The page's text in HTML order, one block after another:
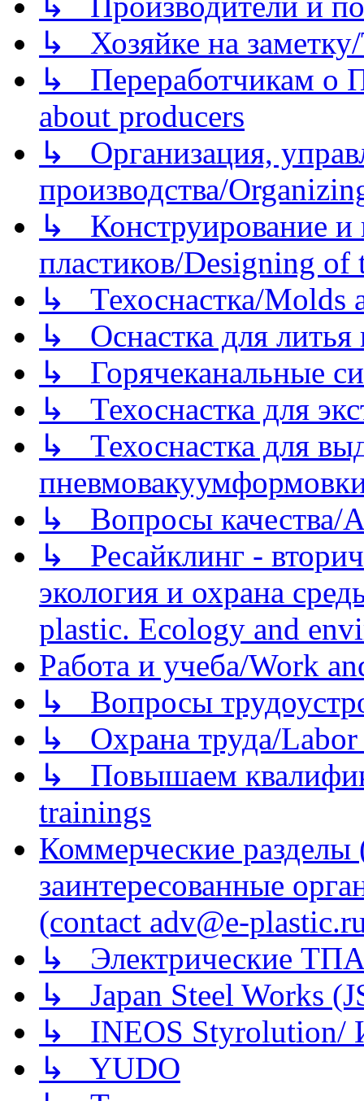
↳ Хозяйке на
↳ Переработчикам о
about producers
↳ Организация,
производства/
↳ Конструирование и
пластиков/Designing of
↳ Техоснастка/Molds
↳ Оснастка для литья
↳ Горячеканальные
↳ Техоснастка для
↳ Техоснастка для
↳ Вопросы качества/
↳ Ресайклинг -
экология и охрана
plastic. Ecology and
Работа и учеба/Work
↳ Вопросы
↳ Охрана труда/Labor
↳ Повышаем
trainings
Коммерческие
заинтересованные
(contact adv@e-
↳ Электрические
↳ Japan Steel Works
↳ INEOS
↳ YUDO